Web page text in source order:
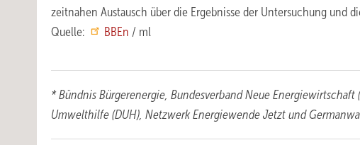
zeitnahen Austausch über die Ergebnisse der Untersuchung und
Quelle:
BBEn / ml
* Bündnis Bürgerenergie, Bundesverband Neue
Umwelthilfe (DUH), Netzwerk Energiewende Jetzt und